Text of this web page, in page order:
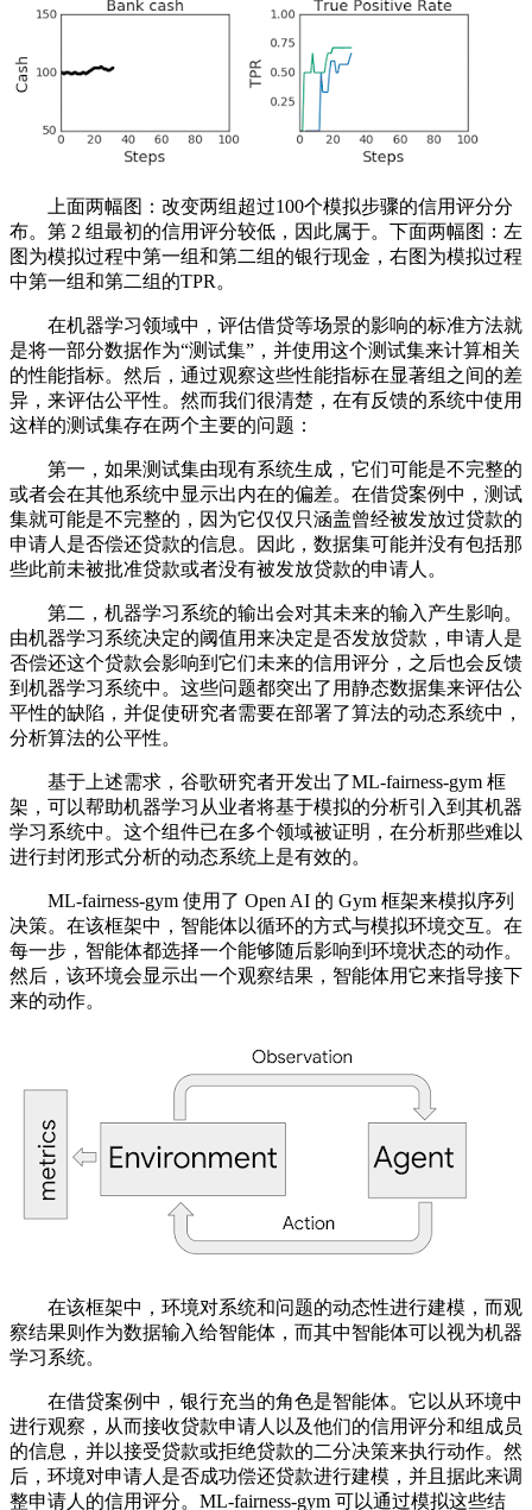
上面两幅图：改变两组超过100个模拟步骤的信用评分分
布。第 2 组最初的信用评分较低，因此属于。下面两幅图：左
图为模拟过程中第一组和第二组的银行现金，右图为模拟过程
中第一组和第二组的TPR。
在机器学习领域中，评估借贷等场景的影响的标准方法就
是将一部分数据作为“测试集”，并使用这个测试集来计算相关
的性能指标。然后，通过观察这些性能指标在显著组之间的差
异，来评估公平性。然而我们很清楚，在有反馈的系统中使用
这样的测试集存在两个主要的问题：
第一，如果测试集由现有系统生成，它们可能是不完整的
或者会在其他系统中显示出内在的偏差。在借贷案例中，测试
集就可能是不完整的，因为它仅仅只涵盖曾经被发放过贷款的
申请人是否偿还贷款的信息。因此，数据集可能并没有包括那
些此前未被批准贷款或者没有被发放贷款的申请人。
第二，机器学习系统的输出会对其未来的输入产生影响。
由机器学习系统决定的阈值用来决定是否发放贷款，申请人是
否偿还这个贷款会影响到它们未来的信用评分，之后也会反馈
到机器学习系统中。这些问题都突出了用静态数据集来评估公
平性的缺陷，并促使研究者需要在部署了算法的动态系统中，
分析算法的公平性。
基于上述需求，谷歌研究者开发出了ML-fairness-gym 框
架，可以帮助机器学习从业者将基于模拟的分析引入到其机器
学习系统中。这个组件已在多个领域被证明，在分析那些难以
进行封闭形式分析的动态系统上是有效的。
ML-fairness-gym 使用了 Open AI 的 Gym 框架来模拟序列
决策。在该框架中，智能体以循环的方式与模拟环境交互。在
每一步，智能体都选择一个能够随后影响到环境状态的动作。
然后，该环境会显示出一个观察结果，智能体用它来指导接下
来的动作。
在该框架中，环境对系统和问题的动态性进行建模，而观
察结果则作为数据输入给智能体，而其中智能体可以视为机器
学习系统。
在借贷案例中，银行充当的角色是智能体。它以从环境中
进行观察，从而接收贷款申请人以及他们的信用评分和组成员
的信息，并以接受贷款或拒绝贷款的二分决策来执行动作。然
后，环境对申请人是否成功偿还贷款进行建模，并且据此来调
整申请人的信用评分。ML-fairness-gym 可以通过模拟这些结